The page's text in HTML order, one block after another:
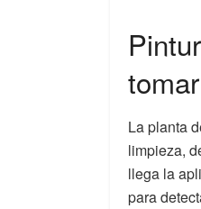
La planta
limpieza,
llega la
para